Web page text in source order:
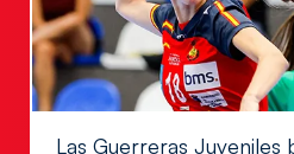
Las Guerreras Juveniles